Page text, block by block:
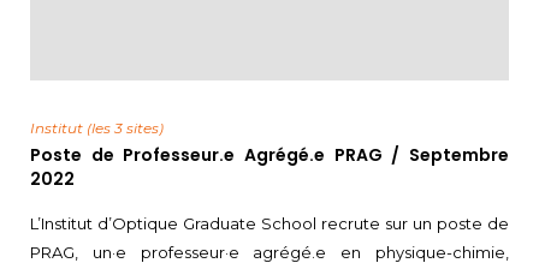
Institut (les 3 sites)
Poste de Professeur.e Agrégé.e PRAG / Septembre
2022
L’Institut d’Optique Graduate School recrute sur un poste de
PRAG, un·e professeur·e agrégé.e en physique-chimie,